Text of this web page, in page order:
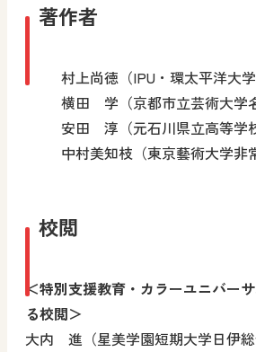
著作者
村上尚徳（IPU・環太平洋大学
横田 学（京都市立芸術大学
安田 淳（元石川県立高等学
中村美知枝（東京藝術大学非
校閲
＜特別支援教育・カラーユニバー
る校閲＞
大内 進（星美学園短期大学日伊